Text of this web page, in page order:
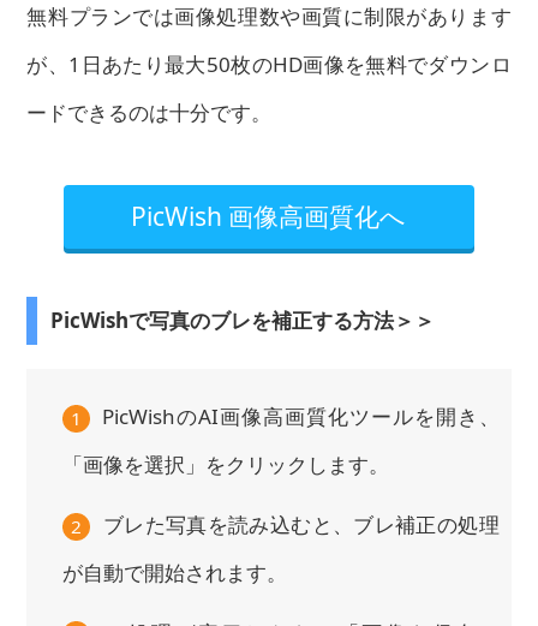
無料プランでは画像処理数や画質に制限があります
が、1日あたり最大50枚のHD画像を無料でダウンロ
ードできるのは十分です。
PicWish 画像高画質化へ
PicWishで写真のブレを補正する方法＞＞
1
PicWishのAI画像高画質化ツールを開き、
「画像を選択」をクリックします。
2
ブレた写真を読み込むと、ブレ補正の処理
が自動で開始されます。